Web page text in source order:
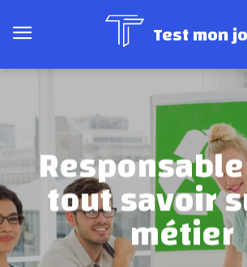
Test mon
Responsable
tout savoir
métier